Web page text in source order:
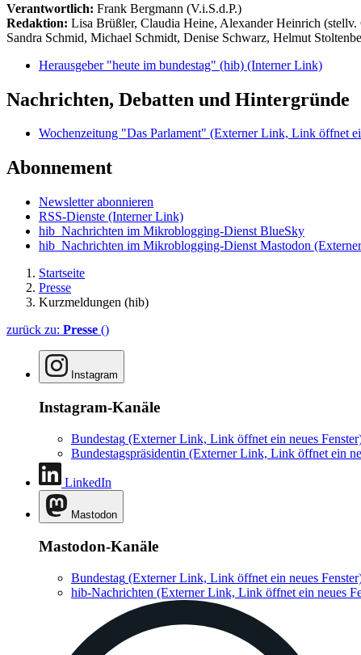
Verantwortlich: Frank Bergmann (V.i.S.d.P.)
Redaktion: Lisa Brüßler, Claudia Heine, Alexander Heinrich
Sandra Schmid, Michael Schmidt, Denise Schwarz, Helmut
Herausgeber "heute im bundestag" (hib) (Interner Link)
Nachrichten, Debatten und Hintergründe
Wochenzeitung "Das Parlament" (Externer Link, Link öffnet
Abonnement
Newsletter abonnieren
RSS-Dienste (Interner Link)
hib_Nachrichten im Mikroblogging-Dienst BlueSky
hib_Nachrichten im Mikroblogging-Dienst Mastodon
Startseite
Presse
Kurzmeldungen (hib)
zurück zu: Presse ()
Instagram
Instagram-Kanäle
Bundestag (Externer Link, Link öffnet ein neues
Bundestagspräsidentin (Externer Link, Link öffnet ein
LinkedIn
Mastodon
Mastodon-Kanäle
Bundestag (Externer Link, Link öffnet ein neues
hib-Nachrichten (Externer Link, Link öffnet ein neues